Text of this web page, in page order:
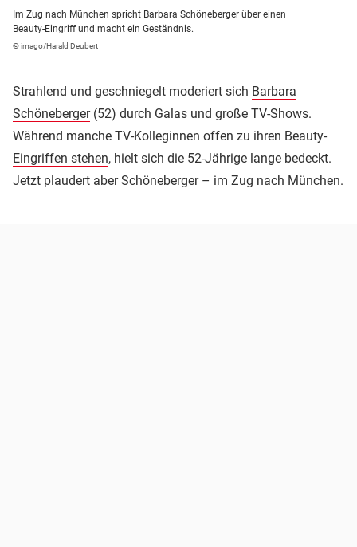
Im Zug nach München spricht Barbara Schöneberger über einen
Beauty-Eingriff und macht ein Geständnis.
© imago/Harald Deubert
Strahlend und geschniegelt moderiert sich Barbara
Schöneberger(52) durch Galas und große TV-Shows.
Während manche TV-Kolleginnen offen zu ihren Beauty-
Eingriffen stehen, hielt sich die 52-Jährige lange bedeckt.
Jetzt plaudert aber Schöneberger – im Zug nach München.